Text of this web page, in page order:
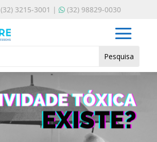
(32) 3215-3001 | (32) 98829-0030